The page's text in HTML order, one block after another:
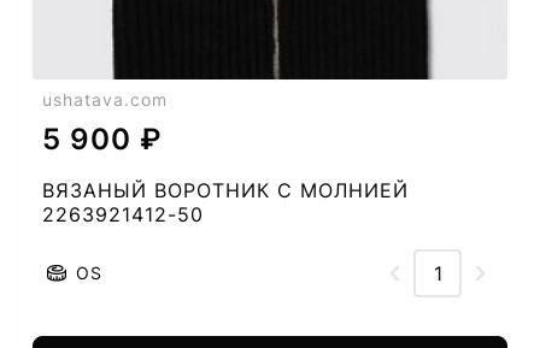
ushatava.com
5 900 ₽
ВЯЗАНЫЙ ВОРОТНИК С МОЛНИЕЙ
2263921412-50
OS